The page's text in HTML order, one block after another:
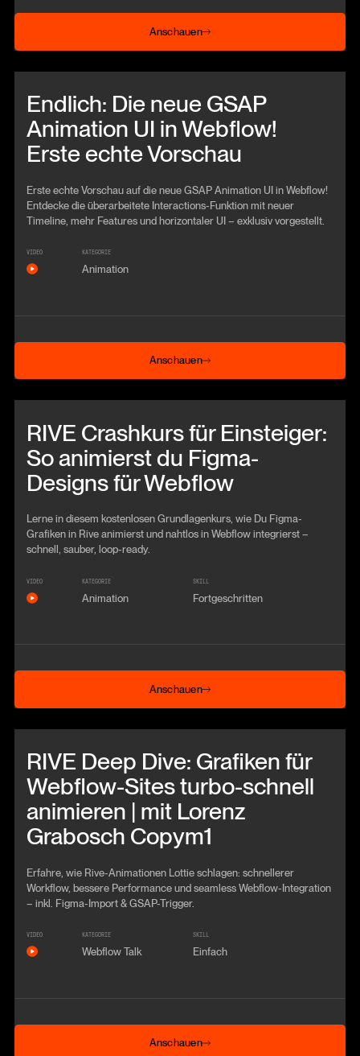
Anschauen
Anschauen
Endlich: Die neue GSAP
Animation UI in Webflow!
Erste echte Vorschau
Erste echte Vorschau auf die neue GSAP Animation UI in Webflow!
Entdecke die überarbeitete Interactions-Funktion mit neuer
Timeline, mehr Features und horizontaler UI – exklusiv vorgestellt.
VIDEO KATEGORIE
Animation
Anschauen
Anschauen
RIVE Crashkurs für Einsteiger:
So animierst du Figma-
Designs für Webflow
Lerne in diesem kostenlosen Grundlagenkurs, wie Du Figma-
Grafiken in Rive animierst und nahtlos in Webflow integrierst –
schnell, sauber, loop-ready.
VIDEO KATEGORIE
Animation
SKILL
Fortgeschritten
Anschauen
Anschauen
RIVE Deep Dive: Grafiken für
Webflow-Sites turbo-schnell
animieren | mit Lorenz
Grabosch Copym1
Erfahre, wie Rive-Animationen Lottie schlagen: schnellerer
Workflow, bessere Performance und seamless Webflow-Integration
– inkl. Figma-Import & GSAP-Trigger.
VIDEO KATEGORIE
Webflow Talk
SKILL
Einfach
Anschauen
Anschauen